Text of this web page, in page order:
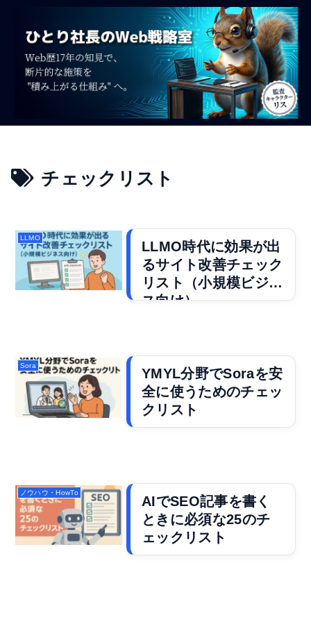
チェックリスト
LLMO
LLMO時代に効果が出
るサイト改善チェック
リスト（小規模ビジネ
ス向け）
Sora
YMYL分野でSoraを安
全に使うためのチェッ
クリスト
ノウハウ・HowTo
AIでSEO記事を書く
ときに必須な25のチ
ェックリスト